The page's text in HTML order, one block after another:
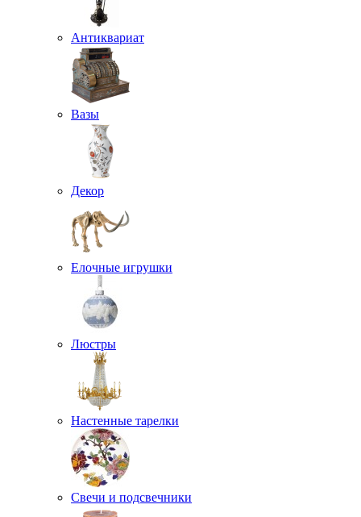
Антиквариат
Вазы
Декор
Елочные игрушки
Люстры
Настенные тарелки
Свечи и подсвечники